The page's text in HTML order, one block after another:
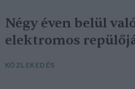
Négy éven belül
elektromos
KÖZLEKEDÉS